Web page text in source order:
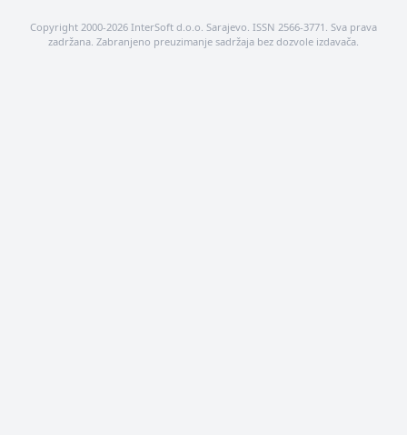
Copyright 2000-2026 InterSoft d.o.o. Sarajevo. ISSN 2566-3771. Sva prava
zadržana. Zabranjeno preuzimanje sadržaja bez dozvole izdavača.